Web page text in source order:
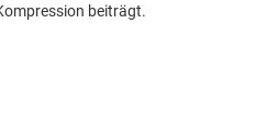
beiträgt.